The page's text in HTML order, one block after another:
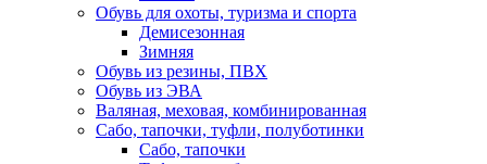
Обувь для охоты, туризма и спорта
Демисезонная
Зимняя
Обувь из резины, ПВХ
Обувь из ЭВА
Валяная, меховая, комбинированная
Сабо, тапочки, туфли, полуботинки
Сабо, тапочки